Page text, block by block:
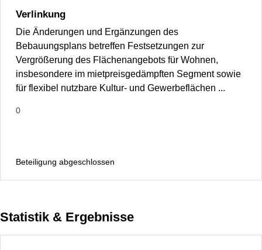
Verlinkung
Die Änderungen und Ergänzungen des
Bebauungsplans betreffen Festsetzungen zur
Vergrößerung des Flächenangebots für Wohnen,
insbesondere im mietpreisgedämpften Segment sowie
für flexibel nutzbare Kultur- und Gewerbeflächen ...
0
Beteiligung abgeschlossen
Statistik & Ergebnisse